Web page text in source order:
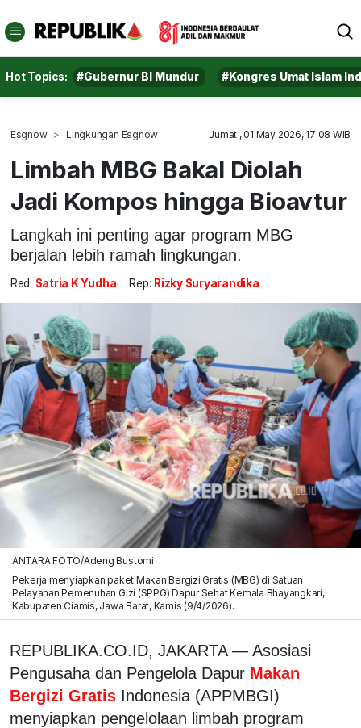
Hot Topics: #Gubernur BI Mundur #Kongres Umat Islam
Esgnow Lingkungan Esgnow Jumat , 01 May 2026, 17:08 WIB
Limbah MBG Bakal Diolah
Jadi Kompos hingga Bioavtur
Langkah ini penting agar program MBG
berjalan lebih ramah lingkungan.
Red: Satria K Yudha Rep: Rizky Suryarandika
ANTARA FOTO/Adeng Bustomi
Pekerja menyiapkan paket Makan Bergizi Gratis (MBG) di Satuan
Pelayanan Pemenuhan Gizi (SPPG) Dapur Sehat Kemala Bhayangkari,
Kabupaten Ciamis, Jawa Barat, Kamis (9/4/2026).
REPUBLIKA.CO.ID, JAKARTA — Asosiasi
Pengusaha dan Pengelola Dapur Makan
Bergizi Gratis Indonesia (APPMBGI)
menyiapkan pengelolaan limbah program